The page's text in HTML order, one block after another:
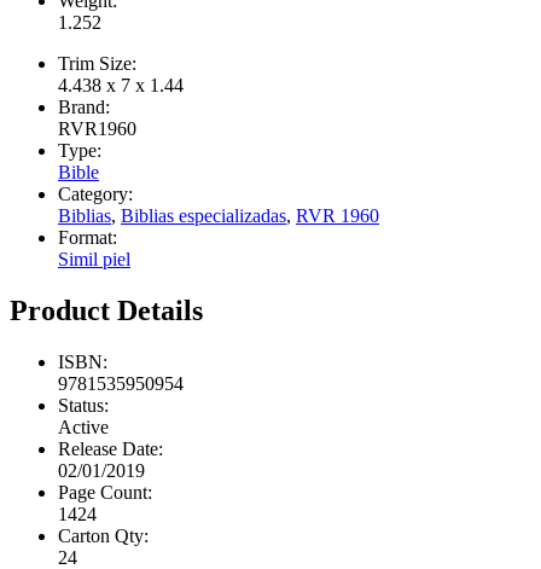
1.252
Trim Size:
4.438 x 7 x 1.44
Brand:
RVR1960
Type:
Bible
Category:
Biblias, Biblias especializadas, RVR 1960
Format:
Simil piel
Product Details
ISBN:
9781535950954
Status:
Active
Release Date:
02/01/2019
Page Count:
1424
Carton Qty:
24